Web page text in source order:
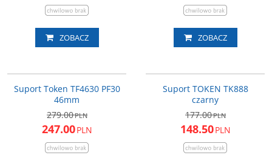
ZOBACZ ZOBACZ
DARMOWA DOSTAWA
Suport Token TF4630 PF30
46mm
279.00PLN
247.00PLN
Uwaga: Cena promocyjna
obowiązuje wyłącznie dla
zamówień złożonych drogą
elektroniczną.
Suport TOKEN TK888
czarny
177.00PLN
148.50PLN